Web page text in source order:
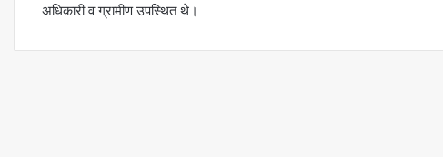
अधिकारी व ग्रामीण उपस्थित थे।